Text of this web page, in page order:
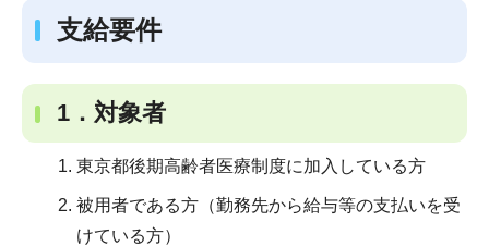
支給要件
1．対象者
東京都後期高齢者医療制度に加入している方
被用者である方（勤務先から給与等の支払いを受
けている方）